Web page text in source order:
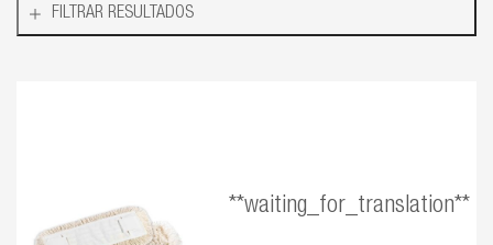
FILTRAR RESULTADOS
**waiting_for_translation**